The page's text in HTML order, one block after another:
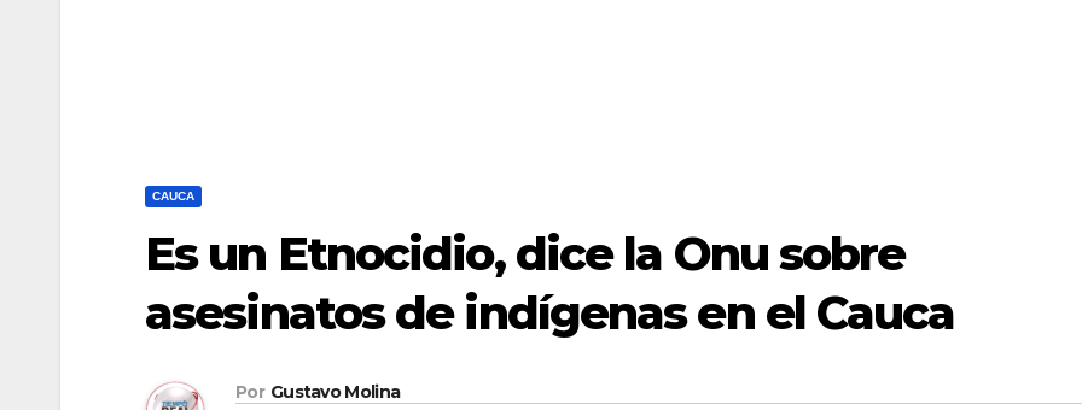
CAUCA
Es un Etnocidio, dice la Onu sobre
asesinatos de indígenas en el Cauca
Por Gustavo Molina